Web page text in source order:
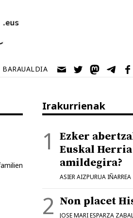
BARAUALDIA
Irakurrienak
Ezker
Euskal Herria
amildegira?
ASIER AIZPURUA IÑARREA
Non placet
JOSE MARI ESPARZA